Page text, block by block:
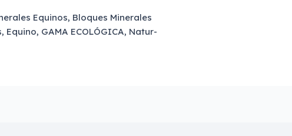
Equinos, Bloques Minerales
GAMA ECOLÓGICA, Natur-